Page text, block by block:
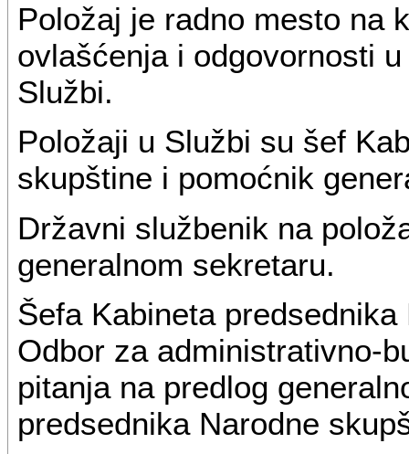
Položaj je radno mesto na
ovlašćenja i odgovornosti
Službi.
Položaji u Službi su šef
skupštine i pomoćnik
Državni službenik na
generalnom sekretaru.
Šefa Kabineta
Odbor za administrativno-
pitanja na predlog
predsednika Narodne